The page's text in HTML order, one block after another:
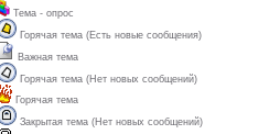
Тема - опрос
Горячая тема (Есть новые сообщения)
Важная тема
Горячая тема (Нет новых сообщений)
Горячая тема
Закрытая тема (Нет новых сообщений)